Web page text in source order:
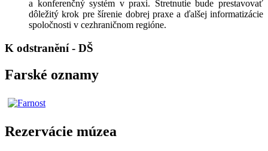
a konferenčný systém v praxi. Stretnutie bude prestavovať
dôležitý krok pre šírenie dobrej praxe a ďalšej informatizácie
spoločnosti v cezhraničnom regióne.
K odstranění - DŠ
Farské oznamy
Rezervácie múzea